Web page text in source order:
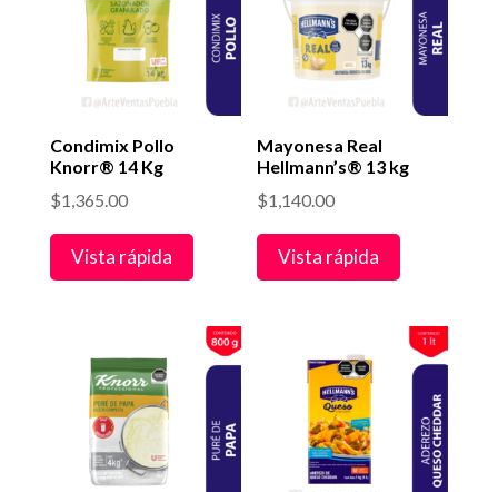
Condimix Pollo
Knorr® 14 Kg
$1,365.00
Vista rápida
Mayonesa Real
Hellmann’s® 13 kg
$1,140.00
Vista rápida